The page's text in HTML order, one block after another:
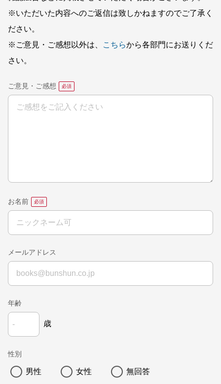
※いただいた内容へのご返信は致しかねますのでご了承く
ださい。
※ご意見・ご感想以外は、
こちらから各部門にお送りくだ
さい。
ご意見・ご感想
お名前
メールアドレス
年齢
歳
性別
男性 女性 無回答